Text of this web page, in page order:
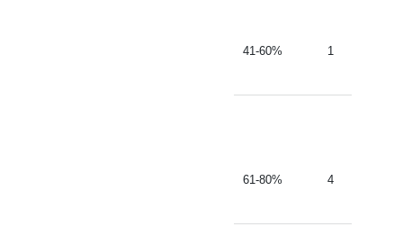
41-60% 1
61-80% 4